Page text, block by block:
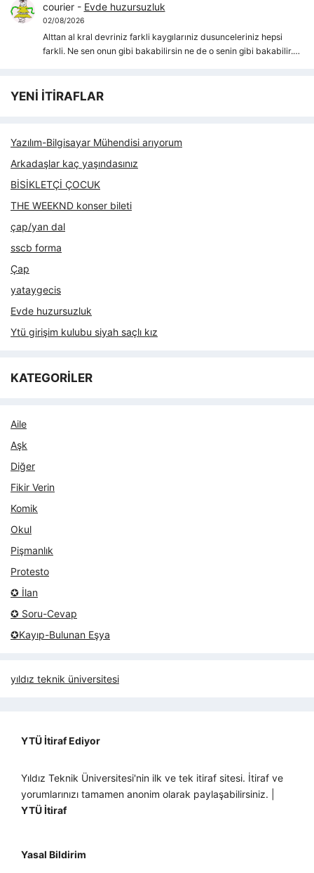
courier- Evde huzursuzluk
02/08/2026
Alttan al kral devriniz farkli kaygılarıniz dusunceleriniz hepsi
farkli. Ne sen onun gibi bakabilirsin ne de o senin gibi bakabilir.…
YENİ İTİRAFLAR
Yazılım-Bilgisayar Mühendisi arıyorum
Arkadaşlar kaç yaşındasınız
BİSİKLETÇİ ÇOCUK
THE WEEKND konser bileti
çap/yan dal
sscb forma
Çap
yataygecis
Evde huzursuzluk
Ytü girişim kulubu siyah saçlı kız
KATEGORİLER
Aile
Aşk
Diğer
Fikir Verin
Komik
Okul
Pişmanlık
Protesto
✪ İlan
✪ Soru-Cevap
✪Kayıp-Bulunan Eşya
yıldız teknik üniversitesi
YTÜ İtiraf Ediyor
Yıldız Teknik Üniversitesi'nin ilk ve tek itiraf sitesi. İtiraf ve
yorumlarınızı tamamen anonim olarak paylaşabilirsiniz. |
YTÜ İtiraf
Yasal Bildirim